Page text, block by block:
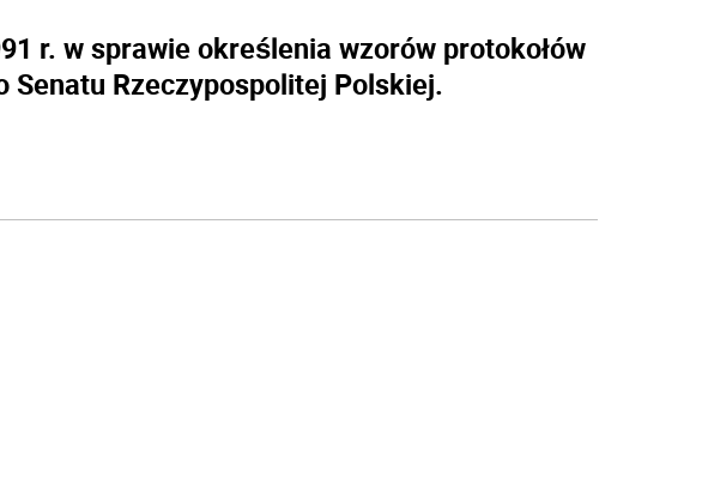
r. w sprawie określenia wzorów protokołów
Senatu Rzeczypospolitej Polskiej.